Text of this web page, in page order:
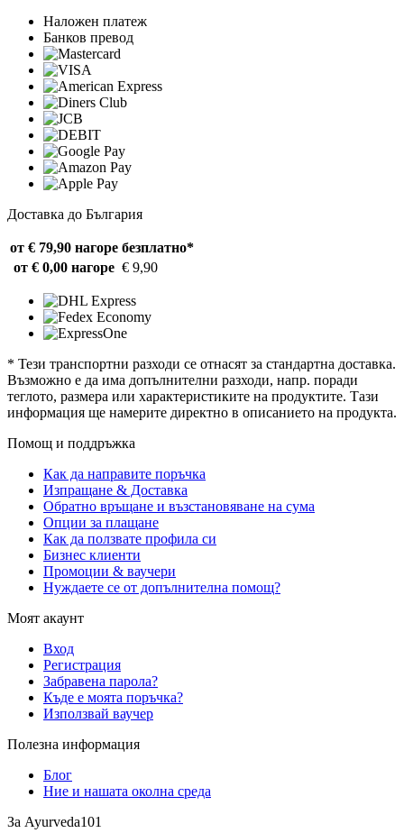
Наложен платеж
Банков превод
Доставка до България
от € 79,90 нагоре безплатно*
от € 0,00 нагоре € 9,90
* Тези транспортни разходи се отнасят за стандартна доставка.
Възможно е да има допълнителни разходи, напр. поради
теглото, размера или характеристиките на продуктите. Тази
информация ще намерите директно в описанието на продукта.
Помощ и поддръжка
Как да направите поръчка
Изпращане & Доставка
Обратно връщане и възстановяване на сума
Опции за плащане
Как да ползвате профила си
Бизнес клиенти
Промоции & ваучери
Нуждаете се от допълнителна помощ?
Моят акаунт
Вход
Регистрация
Забравена парола?
Къде е моята поръчка?
Използвай ваучер
Полезна информация
Блог
Ние и нашата околна среда
За Ayurveda101